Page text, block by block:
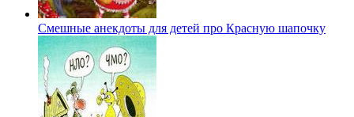
Смешные анекдоты для детей про Красную шапочку